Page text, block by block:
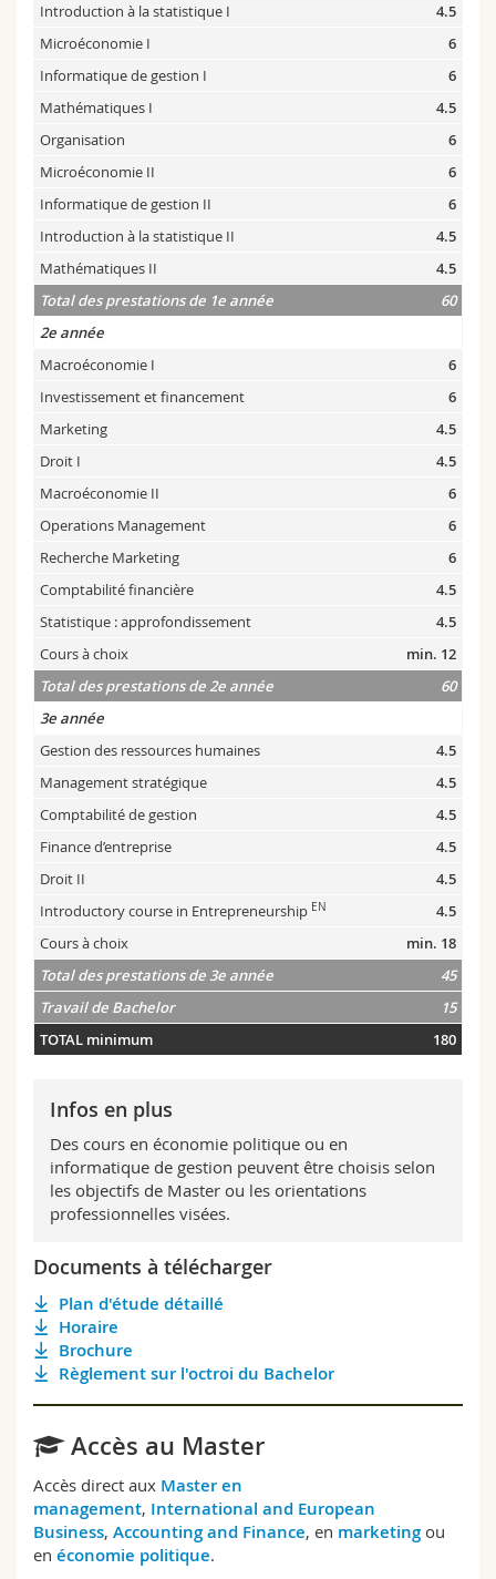
Introduction à la statistique I
4.5
Microéconomie I
6
Informatique de gestion I
6
Mathématiques I
4.5
Organisation
6
Microéconomie II
6
Informatique de gestion II
6
Introduction à la statistique II
4.5
Mathématiques II
4.5
Total des prestations de 1e année
60
2e année
Macroéconomie I
6
Investissement et financement
6
Marketing
4.5
Droit I
4.5
Macroéconomie II
6
Operations Management
6
Recherche Marketing
6
Comptabilité financière
4.5
Statistique : approfondissement
4.5
Cours à choix
min. 12
Total des prestations de 2e année
60
3e année
Gestion des ressources humaines
4.5
Management stratégique
4.5
Comptabilité de gestion
4.5
Finance d’entreprise
4.5
Droit II
4.5
Introductory course in Entrepreneurship EN
4.5
Cours à choix
min. 18
Total des prestations de 3e année
45
Travail de Bachelor
15
TOTAL minimum
180
Infos en plus
Des cours en économie politique ou en
informatique de gestion peuvent être choisis selon
les objectifs de Master ou les orientations
professionnelles visées.
Documents à télécharger
Plan d'étude détaillé
Horaire
Brochure
Règlement sur l'octroi du Bachelor
Accès au Master
Accès direct aux Master en
management, International and European
Business, Accounting and Finance, en marketing ou
en économie politique.